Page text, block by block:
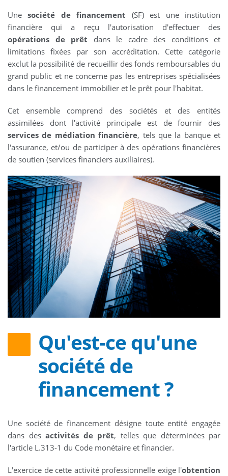
Unesociété de financement (SF) est une institution
financière qui a reçu l'autorisation d'effectuer des
opérations de prêt dans le cadre des conditions et
limitations fixées par son accréditation. Cette catégorie
exclut la possibilité de recueillir des fonds remboursables du
grand public et ne concerne pas les entreprises spécialisées
dans le financement immobilier et le prêt pour l'habitat.
Cet ensemble comprend des sociétés et des entités
assimilées dont l'activité principale est de fournir des
services de médiation financière, tels que la banque et
l'assurance, et/ou de participer à des opérations financières
de soutien (services financiers auxiliaires).
Qu'est-ce qu'une
société de
financement ?
Une société de financement désigne toute entité engagée
dans des activités de prêt, telles que déterminées par
l'article L.313-1 du Code monétaire et financier.
L'exercice de cette activité professionnelle exige l'obtention